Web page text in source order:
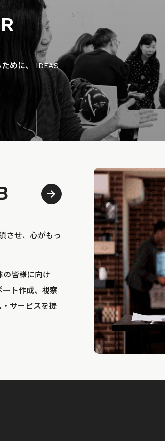
めに、 IDEAS
させ、心がもっ
の皆様に向け
ート作成、視察
サービスを提